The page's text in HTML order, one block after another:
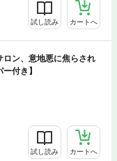
試し読み カートへ
ン、意地悪に焦らされ
付き】
試し読み カートへ